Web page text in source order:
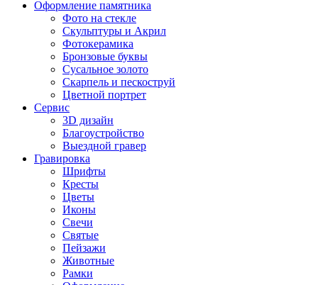
Оформление памятника
Фото на стекле
Скульптуры и Акрил
Фотокерамика
Бронзовые буквы
Сусальное золото
Скарпель и пескоструй
Цветной портрет
Сервис
3D дизайн
Благоустройство
Выездной гравер
Гравировка
Шрифты
Кресты
Цветы
Иконы
Свечи
Святые
Пейзажи
Животные
Рамки